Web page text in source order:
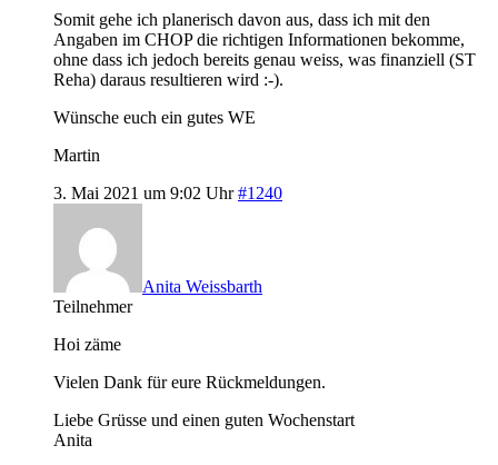
Somit gehe ich planerisch davon aus, dass ich mit den
Angaben im CHOP die richtigen Informationen bekomme,
ohne dass ich jedoch bereits genau weiss, was finanziell (ST
Reha) daraus resultieren wird :-).
Wünsche euch ein gutes WE
Martin
3. Mai 2021 um 9:02 Uhr #1240
Anita Weissbarth
Teilnehmer
Hoi zäme
Vielen Dank für eure Rückmeldungen.
Liebe Grüsse und einen guten Wochenstart
Anita